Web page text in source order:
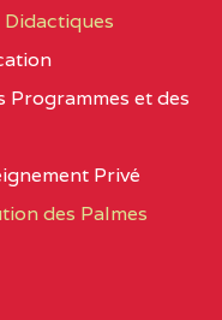
PANAFRICAIN
BP
PRIVE
Programmes et des
Privé
des Palmes